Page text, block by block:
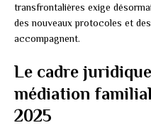
transfrontalières exige
des nouveaux protocoles et
accompagnent.
Le cadre
médiation
2025